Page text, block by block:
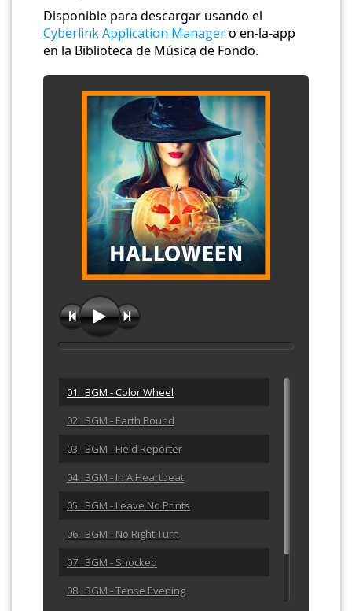
Disponible para descargar usando el
Cyberlink Application Managero en-la-app
en la Biblioteca de Música de Fondo.
01. BGM - Color Wheel
02. BGM - Earth Bound
03. BGM - Field Reporter
04. BGM - In A Heartbeat
05. BGM - Leave No Prints
06. BGM - No Right Turn
07. BGM - Shocked
08. BGM - Tense Evening